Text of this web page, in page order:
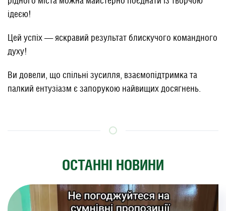
ідеєю!
​​Цей успіх — яскравий результат блискучого командного
духу!
Ви довели, що спільні зусилля, взаємопідтримка та
палкий ентузіазм є запорукою найвищих досягнень.
ОСТАННІ НОВИНИ